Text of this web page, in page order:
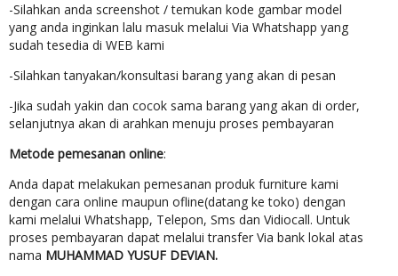
-Silahkan anda screenshot / temukan kode gambar model
yang anda inginkan lalu masuk melalui Via Whatshapp yang
sudah tesedia di WEB kami
-Silahkan tanyakan/konsultasi barang yang akan di pesan
-Jika sudah yakin dan cocok sama barang yang akan di order,
selanjutnya akan di arahkan menuju proses pembayaran
Metode pemesanan online:
Anda dapat melakukan pemesanan produk furniture kami
dengan cara online maupun ofline(datang ke toko) dengan
kami melalui Whatshapp, Telepon, Sms dan Vidiocall. Untuk
proses pembayaran dapat melalui transfer Via bank lokal atas
nama MUHAMMAD YUSUF DEVIAN.